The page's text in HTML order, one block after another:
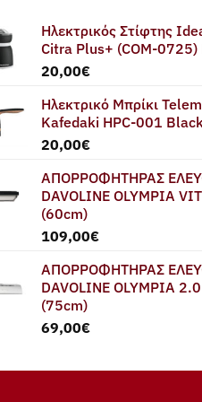
Ηλεκτρικός Στίφτης
Citra Plus+ (COM-
20,00€
Ηλεκτρικό Μπρίκι
Kafedaki HPC-001 Black
20,00€
ΑΠΟΡΡΟΦΗΤΗΡΑΣ
DAVOLINE OLYMPIA
(60cm)
109,00€
ΑΠΟΡΡΟΦΗΤΗΡΑΣ
DAVOLINE OLYMPIA
(75cm)
69,00€